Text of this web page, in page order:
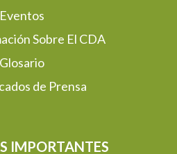
Eventos
Sobre El CDA
Glosario
de Prensa
IMPORTANTES